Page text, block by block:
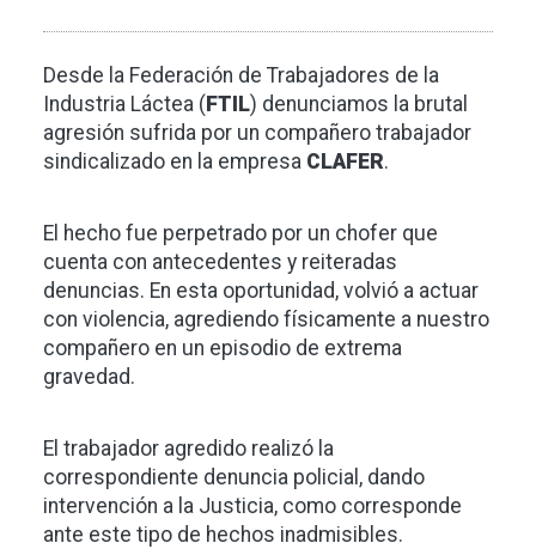
Desde la Federación de Trabajadores de la
Industria Láctea ( FTIL) denunciamos la brutal
agresión sufrida por un compañero trabajador
sindicalizado en la empresa CLAFER.
El hecho fue perpetrado por un chofer que
cuenta con antecedentes y reiteradas
denuncias. En esta oportunidad, volvió a actuar
con violencia, agrediendo físicamente a nuestro
compañero en un episodio de extrema
gravedad.
El trabajador agredido realizó la
correspondiente denuncia policial, dando
intervención a la Justicia, como corresponde
ante este tipo de hechos inadmisibles.